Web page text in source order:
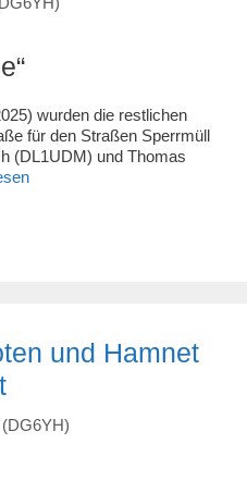
wurden die restlichen
für den Straßen Sperrmüll
(DL1UDM) und Thomas
und Hamnet